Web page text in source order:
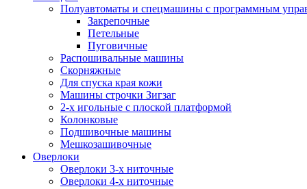
Полуавтоматы и спецмашины с программным
Закрепочные
Петельные
Пуговичные
Распошивальные машины
Скорняжные
Для спуска края кожи
Машины строчки Зигзаг
2-х игольные с плоской платформой
Колонковые
Подшивочные машины
Мешкозашивочные
Оверлоки
Оверлоки 3-х ниточные
Оверлоки 4-х ниточные